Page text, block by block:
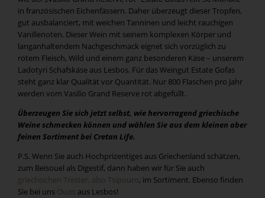
in französischen Eichenfässern. Daher überzeugt dieser Tropfen,
gut ausbalanciert, mit weichen Tanninen und leicht rauchigen
Vanillenoten. Dieser Wein mit seinem komplexen Körper und
langanhaltendem Nachgeschmack eignet sich vorzüglich zu
rotem Fleisch, Wild und einem ganz besonderen Käse – unserem
Ladotyri Schafskäse aus Lesbos. Für das Weingut Estate Gofas
steht ganz klar Qualität vor Quantität. Nur 800 Flaschen pro Jahr
werden vom Vasilio Grand Reserve rot abgefüllt.
Überzeugen Sie sich jetzt selbst, wie hervorragend griechische
Weine schmecken können und wählen Sie aus dem kleinen aber
feinen Sortiment bei Cretan Life.
P.S. Wenn Sie auch Hochprizentiges aus Griechenland schätzen,
zum Beisouel als Digestif, dann haben wir für Sie auch
griechischen Trester, also Tsipouro, im Sortiment. Ebenso finden
Sie bei uns Ouzo aus Lesbos!